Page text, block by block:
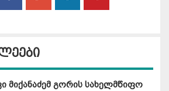
მიქანაძემ გორის სახელმწიფო